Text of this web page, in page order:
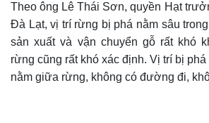
Theo ông Lê Thái Sơn, quyền Hạt
Đà Lạt, vị trí rừng bị phá nằm sâu
sản xuất và vận chuyển gỗ rấtkhó
rừng cũng rất khó xác định. Vị trí bị
nằm giữa rừng, không có đường đi,